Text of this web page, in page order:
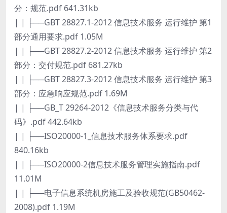
分：规范.pdf 641.31kb
| | ├──GBT 28827.1-2012 信息技术服务 运行维护 第1
部分通用要求.pdf 1.05M
| | ├──GBT 28827.2-2012 信息技术服务 运行维护 第2
部分：交付规范.pdf 681.27kb
| | ├──GBT 28827.3-2012 信息技术服务 运行维护 第3
部分：应急响应规范.pdf 1.69M
| | ├──GB_T 29264-2012《信息技术服务分类与代
码》.pdf 442.64kb
| | ├──ISO20000-1_信息技术服务体系要求.pdf
840.16kb
| | ├──ISO20000-2信息技术服务管理实施指南.pdf
11.01M
| | ├──电子信息系统机房施工及验收规范(GB50462-
2008).pdf 1.19M